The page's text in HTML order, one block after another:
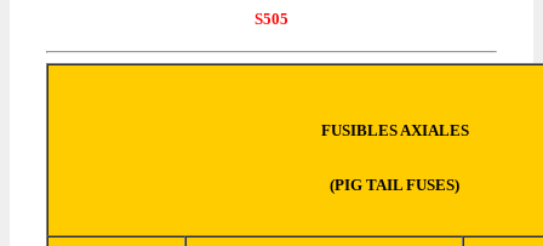
S505
FUSIBLES AXIALES
(PIG TAIL FUSES)